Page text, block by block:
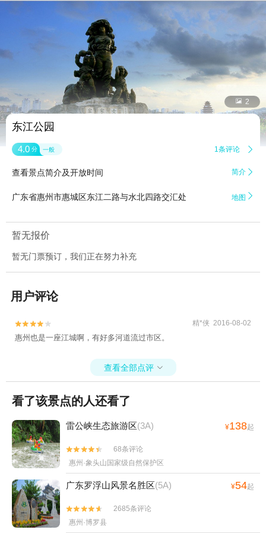
 2
东江公园
4.0 分 一般 1条评论 
查看景点简介及开放时间 简介 
广东省惠州市惠城区东江二路与水北四路交汇处 地图 
暂无报价
暂无门票预订，我们正在努力补充
用户评论

 精*侠 2016-08-02
惠州也是一座江城啊，有好多河道流过市区。
查看全部点评 
看了该景点的人还看了
雷公峡生态旅游区(3A) ¥138起


68条评论
惠州·象头山国家级自然保护区
广东罗浮山风景名胜区(5A) ¥54起


2685条评论
惠州·博罗县
